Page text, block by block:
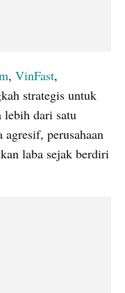
, VinFast,
strategis untuk
lebih dari satu
agresif, perusahaan
laba sejak berdiri